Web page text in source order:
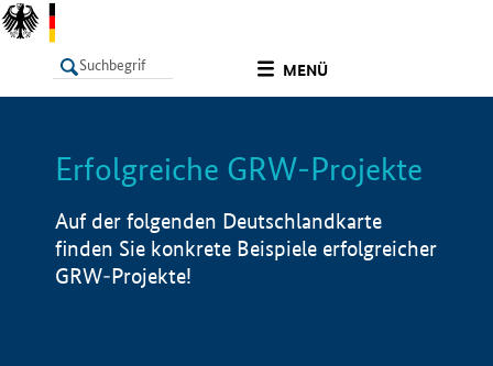
MENÜ
LISTE Info
Erfolgreiche GRW-Projekte
Auf der folgenden Deutschlandkarte
finden Sie konkrete Beispiele erfolgreicher
GRW-Projekte!